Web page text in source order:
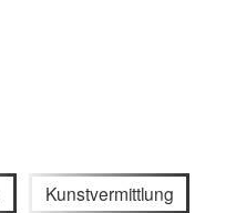
Kunstvermittlung